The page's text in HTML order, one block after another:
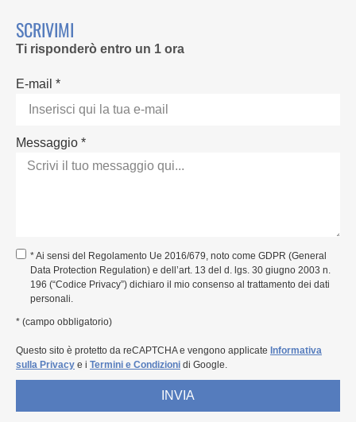
SCRIVIMI
Ti risponderò entro un 1 ora
E-mail *
Messaggio *
* Ai sensi del Regolamento Ue 2016/679, noto come GDPR (General
Data Protection Regulation) e dell’art. 13 del d. lgs. 30 giugno 2003 n.
196 (“Codice Privacy”) dichiaro il mio consenso al trattamento dei dati
personali.
* (campo obbligatorio)
Questo sito è protetto da reCAPTCHA e vengono applicate Informativa
sulla Privacy e i Termini e Condizioni di Google.
INVIA